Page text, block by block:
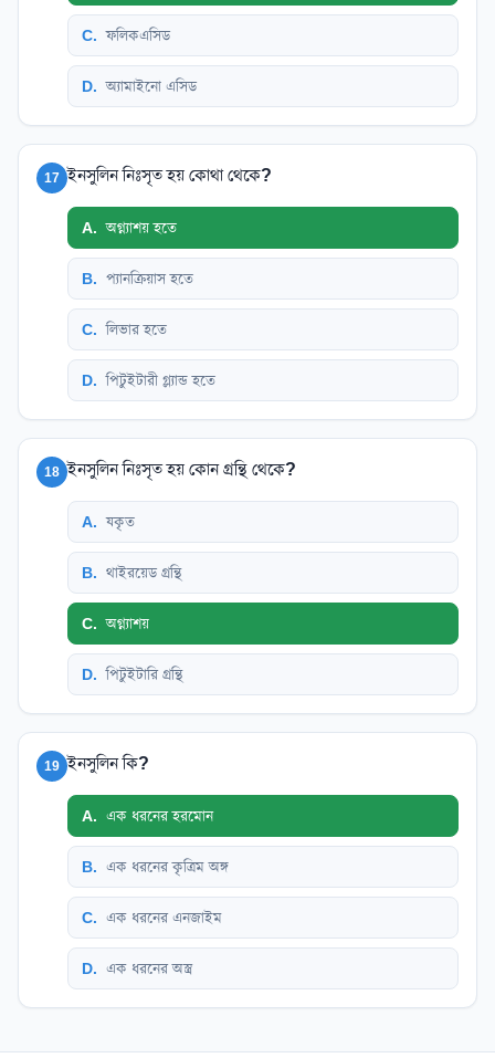
C. ফলিকএসিড
D. অ্যামাইনো এসিড
17 ইনসুলিন নিঃসৃত হয় কোথা থেকে?
A. অগ্ন্যাশয় হতে
B. প্যানক্রিয়াস হতে
C. লিভার হতে
D. পিটুইটারী গ্ল্যান্ড হতে
18 ইনসুলিন নিঃসৃত হয় কোন গ্রন্থি থেকে?
A. যকৃত
B. থাইরয়েড গ্রন্থি
C. অগ্ন্যাশয়
D. পিটুইটারি গ্রন্থি
19 ইনসুলিন কি?
A. এক ধরনের হরমোন
B. এক ধরনের কৃত্রিম অঙ্গ
C. এক ধরনের এনজাইম
D. এক ধরনের অস্ত্র